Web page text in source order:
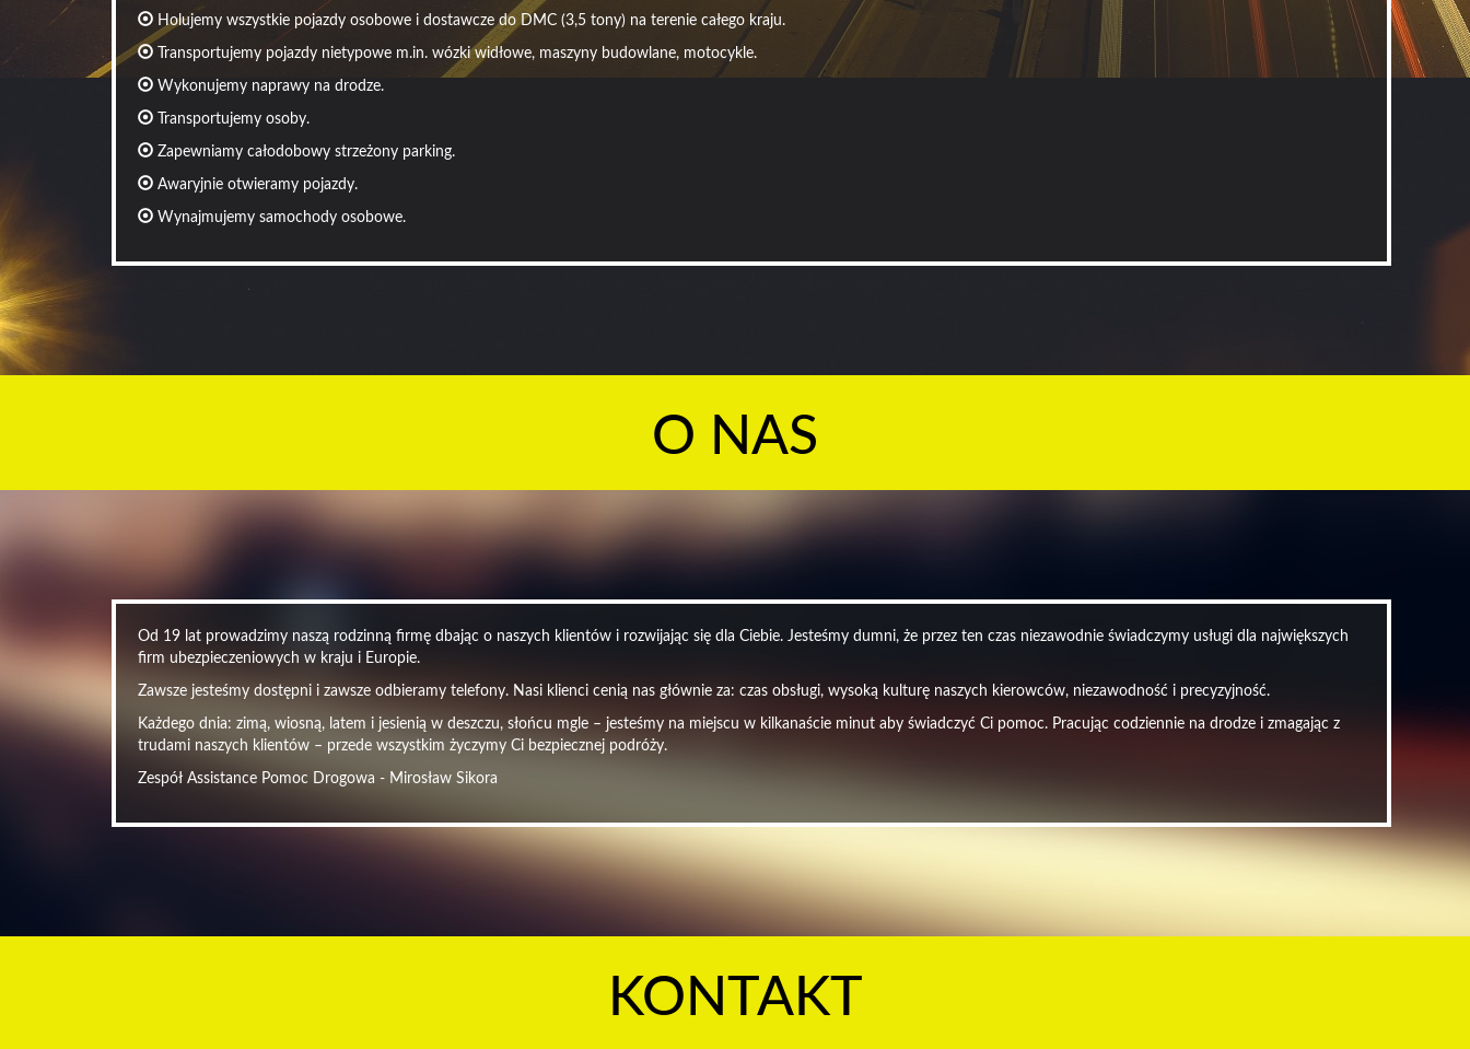
Holujemy wszystkie pojazdy osobowe i dostawcze do DMC (3,5 tony) na terenie całego kraju.
Transportujemy pojazdy nietypowe m.in. wózki widłowe, maszyny budowlane, motocykle.
Wykonujemy naprawy na drodze.
Transportujemy osoby.
Zapewniamy całodobowy strzeżony parking.
Awaryjnie otwieramy pojazdy.
Wynajmujemy samochody osobowe.
O NAS
Od 19 lat prowadzimy naszą rodzinną firmę dbając o naszych klientów i rozwijając się dla Ciebie. Jesteśmy dumni, że przez ten czas niezawodnie świadczymy usługi dla największych
firm ubezpieczeniowych w kraju i Europie.
Zawsze jesteśmy dostępni i zawsze odbieramy telefony. Nasi klienci cenią nas głównie za: czas obsługi, wysoką kulturę naszych kierowców, niezawodność i precyzyjność.
Każdego dnia: zimą, wiosną, latem i jesienią w deszczu, słońcu mgle – jesteśmy na miejscu w kilkanaście minut aby świadczyć Ci pomoc. Pracując codziennie na drodze i zmagając z
trudami naszych klientów – przede wszystkim życzymy Ci bezpiecznej podróży.
Zespół Assistance Pomoc Drogowa - Mirosław Sikora
KONTAKT